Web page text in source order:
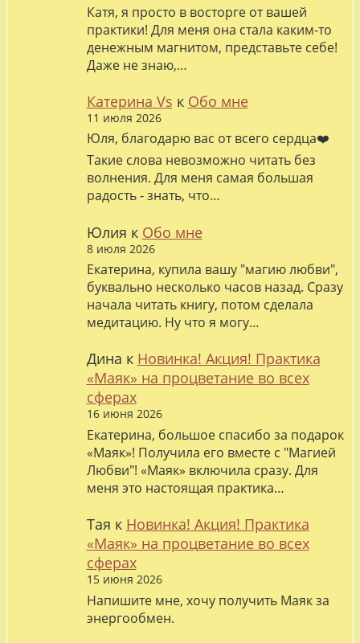
Катя, я просто в восторге от вашей
практики! Для меня она стала каким-то
денежным магнитом, представьте себе!
Даже не знаю,…
Катерина Vs к Обо мне
11 июля 2026
Юля, благодарю вас от всего сердца❤️
Такие слова невозможно читать без
волнения. Для меня самая большая
радость - знать, что…
Юлия к Обо мне
8 июля 2026
Екатерина, купила вашу "магию любви",
буквально несколько часов назад. Сразу
начала читать книгу, потом сделала
медитацию. Ну что я могу…
Дина к Новинка! Акция! Практика
«Маяк» на процветание во всех
сферах
16 июня 2026
Екатерина, большое спасибо за подарок
«Маяк»! Получила его вместе с "Магией
Любви"! «Маяк» включила сразу. Для
меня это настоящая практика…
Тая к Новинка! Акция! Практика
«Маяк» на процветание во всех
сферах
15 июня 2026
Напишите мне, хочу получить Маяк за
энергообмен.